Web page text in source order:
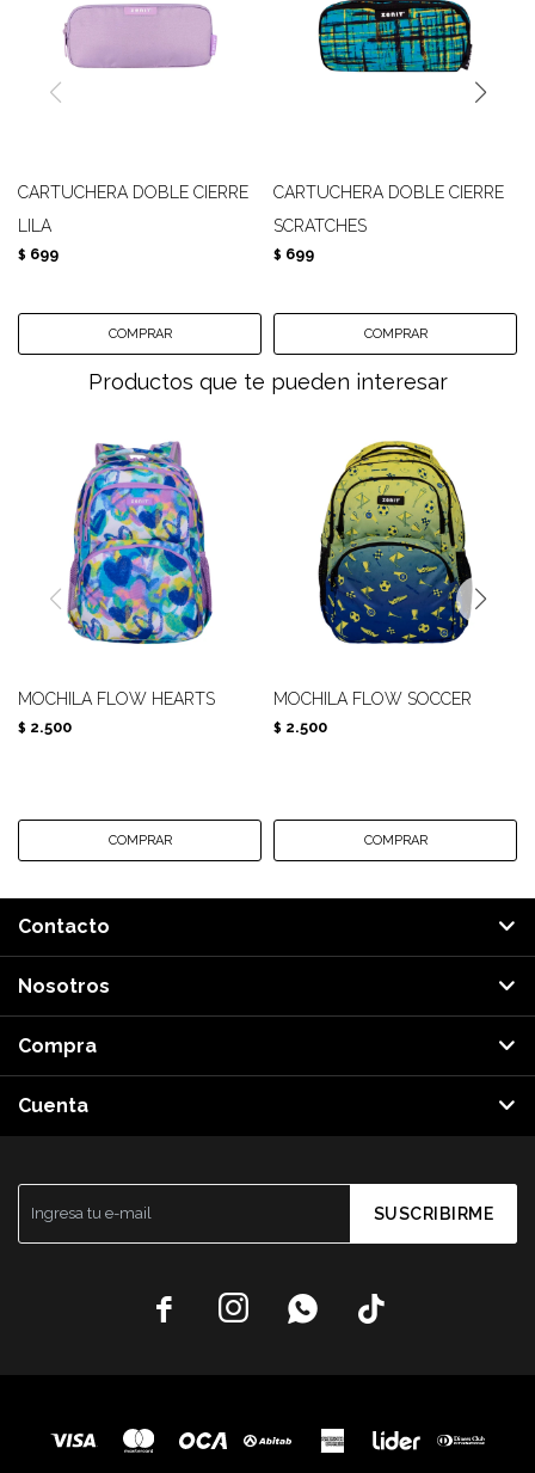
CARTUCHERA DOBLE CIERRE
LILA
$ 699
CARTUCHERA DOBLE CIERRE
SCRATCHES
$ 699
Productos que te pueden interesar
MOCHILA FLOW HEARTS
$ 2.500
MOCHILA FLOW SOCCER
$ 2.500
SUSCRIBIRME
   
Contacto
Nosotros
Compra
Cuenta